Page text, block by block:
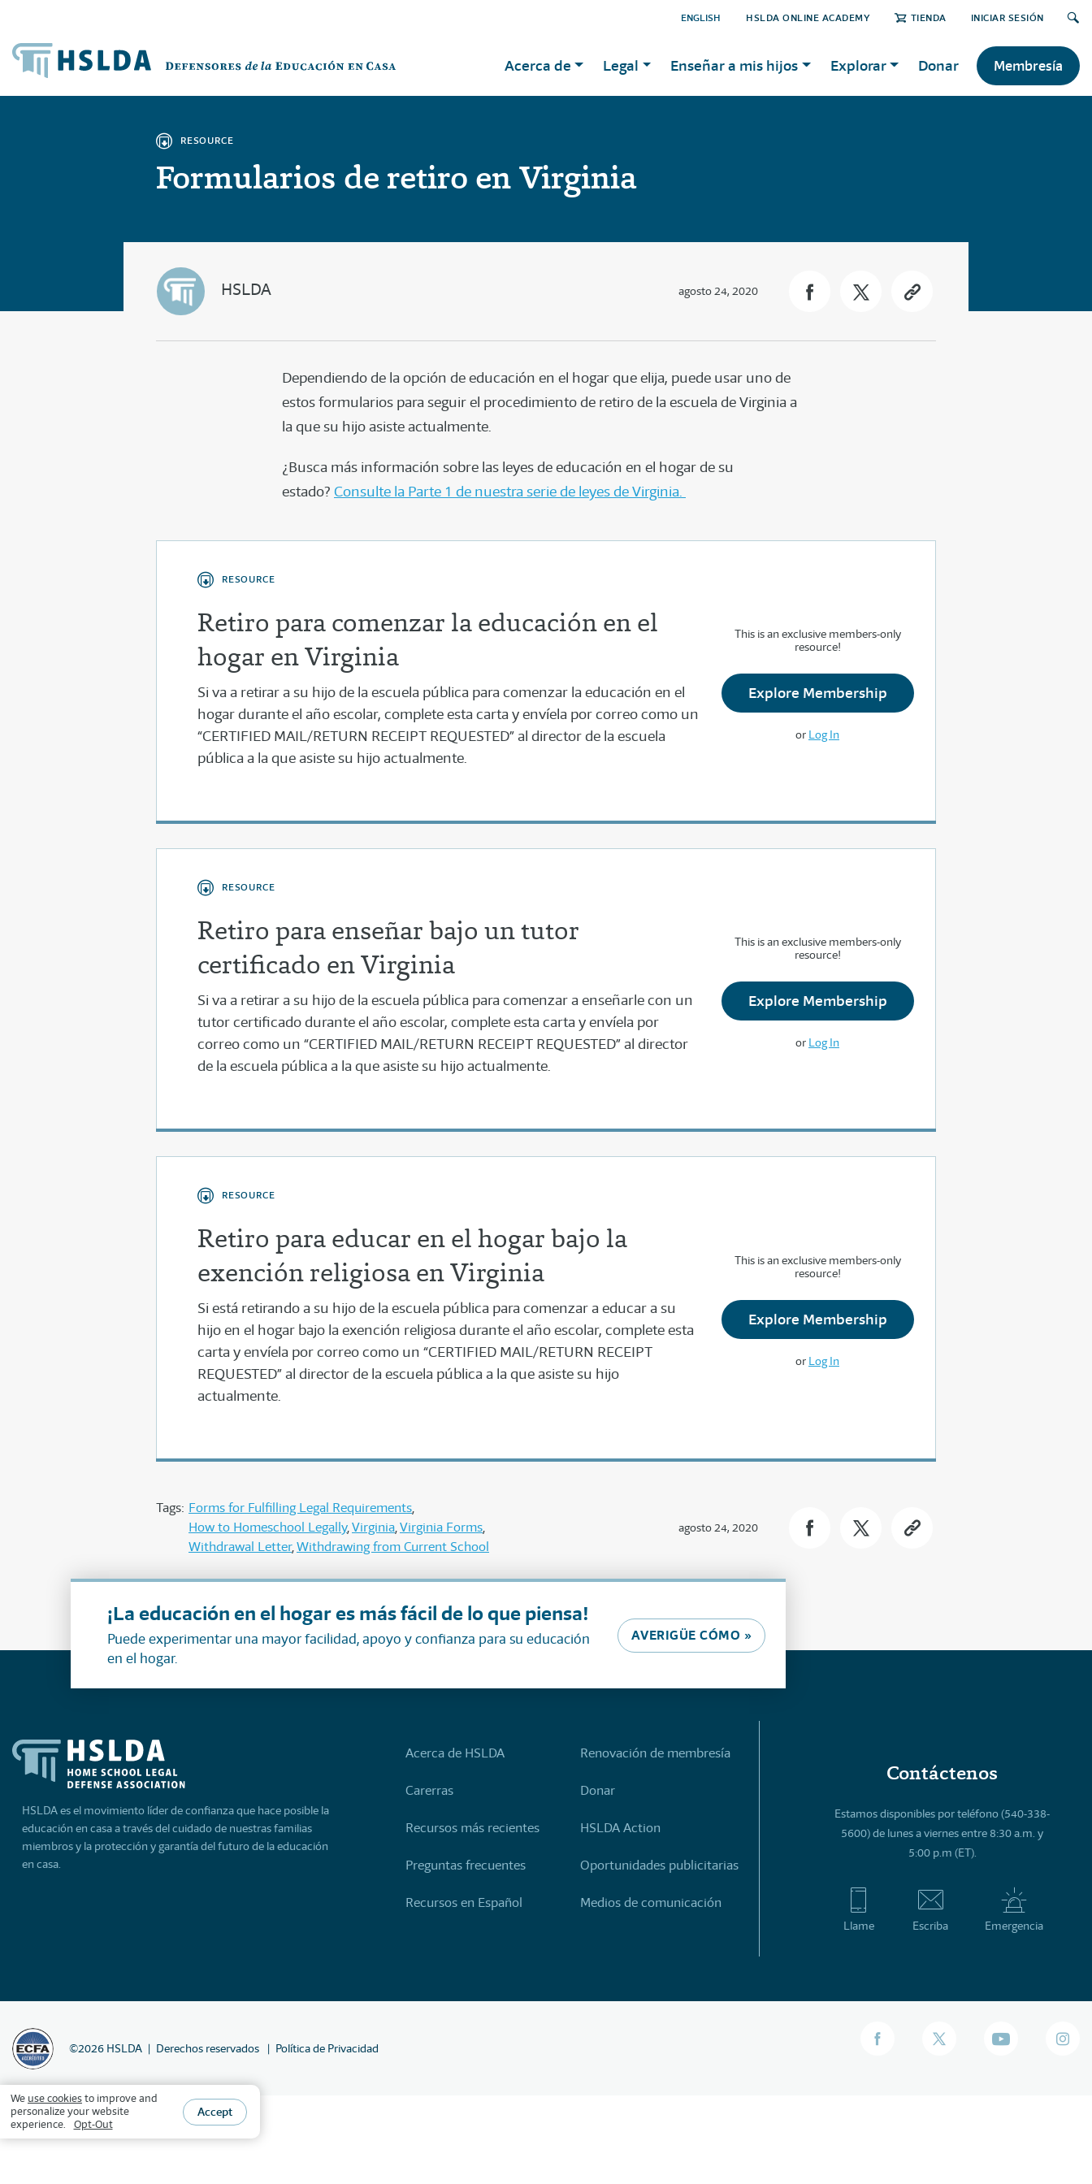
HSLDA ONLINE ACADEMY TIENDA INICIAR SESIÓN
ENGLISH
Acerca de Legal Enseñar a mis hijos Explorar Donar Membresía
RESOURCE
Formularios de retiro en Virginia
HSLDA agosto 24, 2020
Dependiendo de la opción de educación en el hogar que elija, puede usar uno de
estos formularios para seguir el procedimiento de retiro de la escuela de Virginia a
la que su hijo asiste actualmente.
¿Busca más información sobre las leyes de educación en el hogar de su
estado? Consulte la Parte 1 de nuestra serie de leyes de Virginia.
RESOURCE
Retiro para comenzar la educación en el
hogar en Virginia
Si va a retirar a su hijo de la escuela pública para comenzar la educación en el
hogar durante el año escolar, complete esta carta y envíela por correo como un
“CERTIFIED MAIL/RETURN RECEIPT REQUESTED” al director de la escuela
pública a la que asiste su hijo actualmente.
This is an exclusive members-only
resource!
Explore Membership
or Log In
RESOURCE
Retiro para enseñar bajo un tutor
certificado en Virginia
Si va a retirar a su hijo de la escuela pública para comenzar a enseñarle con un
tutor certificado durante el año escolar, complete esta carta y envíela por
correo como un “CERTIFIED MAIL/RETURN RECEIPT REQUESTED” al director
de la escuela pública a la que asiste su hijo actualmente.
This is an exclusive members-only
resource!
Explore Membership
or Log In
RESOURCE
Retiro para educar en el hogar bajo la
exención religiosa en Virginia
Si está retirando a su hijo de la escuela pública para comenzar a educar a su
hijo en el hogar bajo la exención religiosa durante el año escolar, complete esta
carta y envíela por correo como un “CERTIFIED MAIL/RETURN RECEIPT
REQUESTED” al director de la escuela pública a la que asiste su hijo
actualmente.
This is an exclusive members-only
resource!
Explore Membership
or Log In
Tags: Forms for Fulfilling Legal Requirements
How to Homeschool Legally Virginia Virginia Forms
Withdrawal Letter Withdrawing from Current School
agosto 24, 2020
¡La educación en el hogar es más fácil de lo que piensa!
Puede experimentar una mayor facilidad, apoyo y confianza para su educación
en el hogar.
AVERIGÜE CÓMO »
HSLDA es el movimiento líder de confianza que hace posible la
educación en casa a través del cuidado de nuestras familias
miembros y la protección y garantía del futuro de la educación
en casa.
Acerca de HSLDA
Carerras
Recursos más recientes
Preguntas frecuentes
Recursos en Español
Renovación de membresía
Donar
HSLDA Action
Oportunidades publicitarias
Medios de comunicación
Contáctenos
Estamos disponibles por teléfono (540-338-
5600) de lunes a viernes entre 8:30 a.m. y
5:00 p.m (ET).
Llame Escriba Emergencia
©2026 HSLDA Derechos reservados Política de Privacidad
We use cookiesto improve and
personalize your website
experience.
Opt-Out
Accept